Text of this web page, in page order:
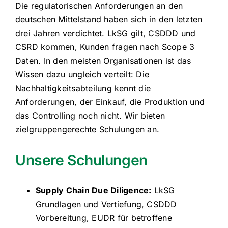
Die regulatorischen Anforderungen an den
deutschen Mittelstand haben sich in den letzten
drei Jahren verdichtet. LkSG gilt, CSDDD und
CSRD kommen, Kunden fragen nach Scope 3
Daten. In den meisten Organisationen ist das
Wissen dazu ungleich verteilt: Die
Nachhaltigkeitsabteilung kennt die
Anforderungen, der Einkauf, die Produktion und
das Controlling noch nicht. Wir bieten
zielgruppengerechte Schulungen an.
Unsere Schulungen
Supply Chain Due Diligence: LkSG
Grundlagen und Vertiefung, CSDDD
Vorbereitung, EUDR für betroffene